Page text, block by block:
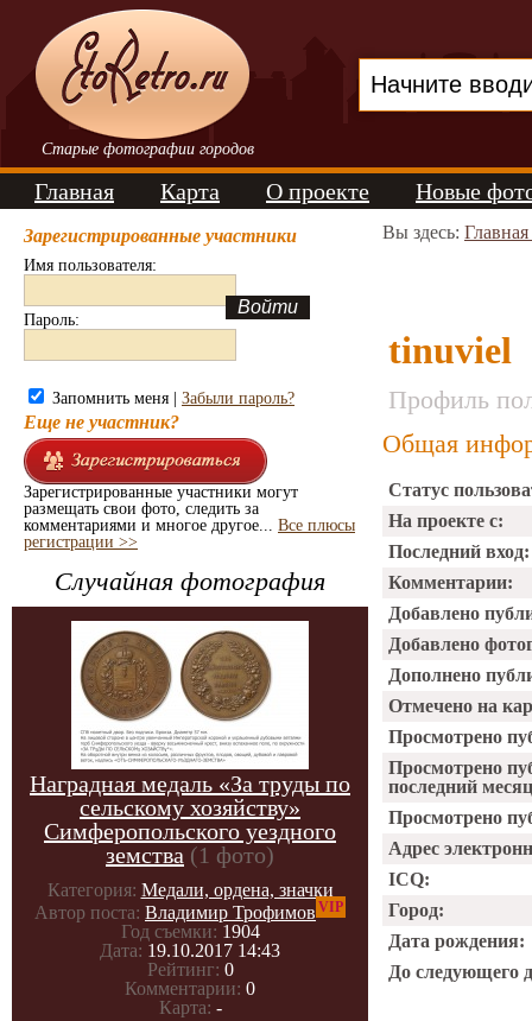
Старые фотографии городов
Главная Карта О проекте Новые
Зарегистрированные участники
Имя пользователя:
Пароль:
Запомнить меня | Забыли пароль?
Еще не участник?
Зарегистрированные участники могут
размещать свои фото, следить за
комментариями и многое другое... Все плюсы
регистрации >>
Случайная фотография
Наградная медаль «За труды по
сельскому хозяйству»
Симферопольского уездного
земства (1 фото)
Категория: Медали, ордена, значки
Автор поста: Владимир Трофимов VIP
Год съемки: 1904
Дата: 19.10.2017 14:43
Рейтинг: 0
Комментарии: 0
Карта: -
Вы здесь:
tinuviel
Профиль
Общая
Статус
На проекте с:
Последний вход:
Комментарии:
Добавлено
Добавлено
Дополнено
Отмечено на
Просмотрено
Просмотрено
последний
Просмотрено
Адрес
ICQ:
Город:
Дата рождения:
До следующего